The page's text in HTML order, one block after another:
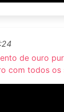
de ouro
com todos os